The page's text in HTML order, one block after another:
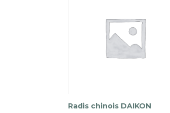
Radis chinois DAIKON